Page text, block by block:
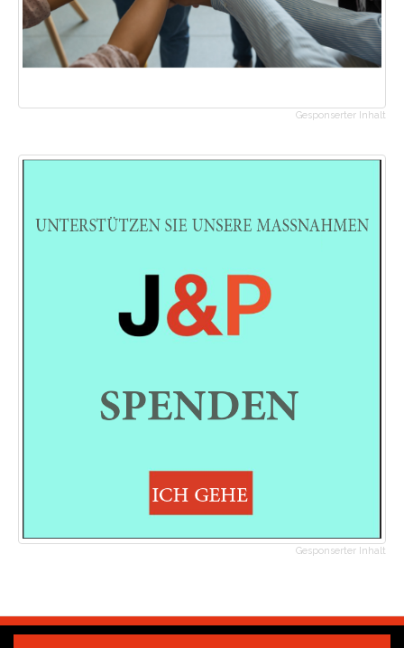
Gesponserter Inhalt
Gesponserter Inhalt